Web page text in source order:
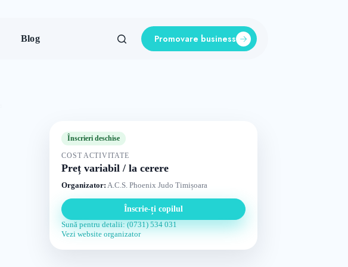
Blog Promovare business
Înscrieri deschise
COST ACTIVITATE
Preț variabil / la cerere
Organizator: A.C.S. Phoenix Judo Timișoara
Înscrie-ți copilul
Sună pentru detalii: (0731) 534 031
Vezi website organizator